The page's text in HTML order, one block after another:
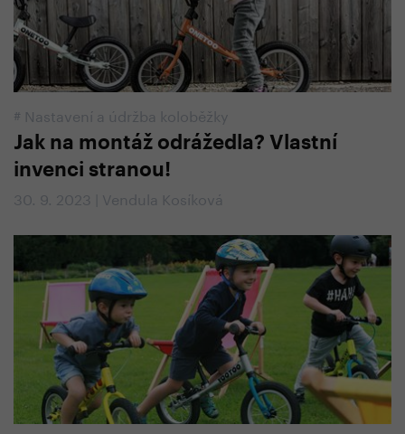
# Nastavení a údržba koloběžky
Jak na montáž odrážedla? Vlastní
invenci stranou!
30. 9. 2023 | Vendula Kosíková